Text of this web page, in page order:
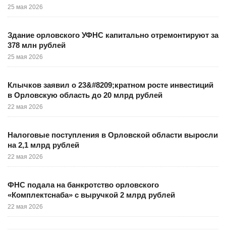
25 мая 2026
Здание орловского УФНС капитально отремонтируют за
378 млн рублей
25 мая 2026
Клычков заявил о 23&#8209;кратном росте инвестиций
в Орловскую область до 20 млрд рублей
22 мая 2026
Налоговые поступления в Орловской области выросли
на 2,1 млрд рублей
22 мая 2026
ФНС подала на банкротство орловского
«Комплектснаба» с выручкой 2 млрд рублей
22 мая 2026